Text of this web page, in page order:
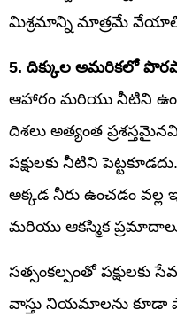
మిశ్రమాన్ని మాత్రమే
5. దిక్కుల అమరికలో
ఆహారం మరియు నీటిని
దిశలు అత్యంత
పక్షులకు నీటిని
అక్కడ నీరు ఉంచడం
మరియు ఆకస్మిక
సత్సంకల్పంతో
వాస్తు నియమాలను కూడా